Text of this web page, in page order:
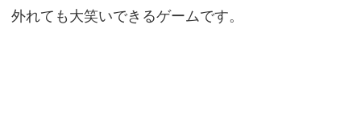
外れても大笑いできるゲームです。